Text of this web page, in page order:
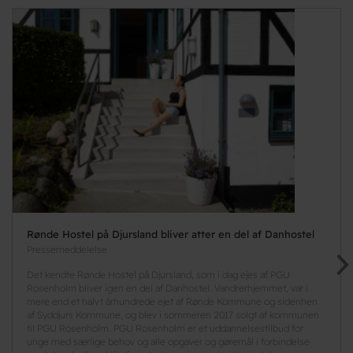
Rønde Hostel på Djursland bliver atter en del af Danhostel
Pressemeddelelse
Det kendte Rønde Hostel på Djursland, som i dag ejes af PGU
Rosenholm bliver igen en del af Danhostel. Vandrerhjemmet, var i
mere end et halvt århundrede ejet af Rønde Kommune og sidenhen
af Syddjurs Kommune, og blev i sommeren 2017 solgt af kommunen
til PGU Rosenholm. PGU Rosenholm er et uddannelsestilbud for
unge med særlige behov og alle opgaver og gøremål i forbindelse